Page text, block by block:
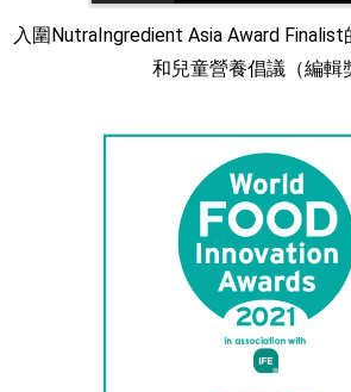
入圍NutraIngredient Asia Award
和兒童營養倡議（編輯